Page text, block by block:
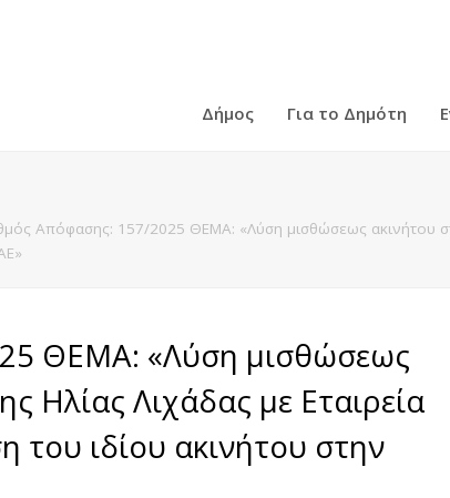
Δήμος Για το Δημότη
Απόφασης: 157/2025 ΘΕΜΑ: «Λύση μισθώσεως ακινήτου
ΘΕΜΑ: «Λύση μισθώσεως
Ηλίας Λιχάδας με Εταιρεία
του ιδίου ακινήτου στην